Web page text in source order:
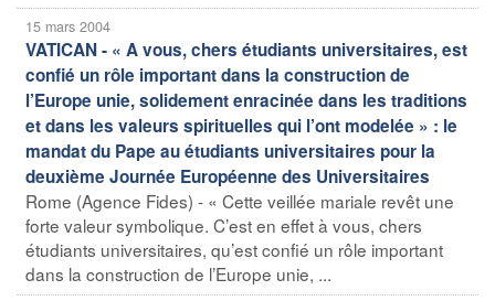
15 mars 2004
VATICAN - « A vous, chers étudiants universitaires, est
confié un rôle important dans la construction de
l’Europe unie, solidement enracinée dans les traditions
et dans les valeurs spirituelles qui l’ont modelée » : le
mandat du Pape au étudiants universitaires pour la
deuxième Journée Européenne des Universitaires
Rome (Agence Fides) - « Cette veillée mariale revêt une
forte valeur symbolique. C’est en effet à vous, chers
étudiants universitaires, qu’est confié un rôle important
dans la construction de l’Europe unie, ...